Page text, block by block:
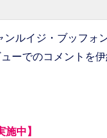
ルイジ・ブッフォ
ーでのコメントを
中】